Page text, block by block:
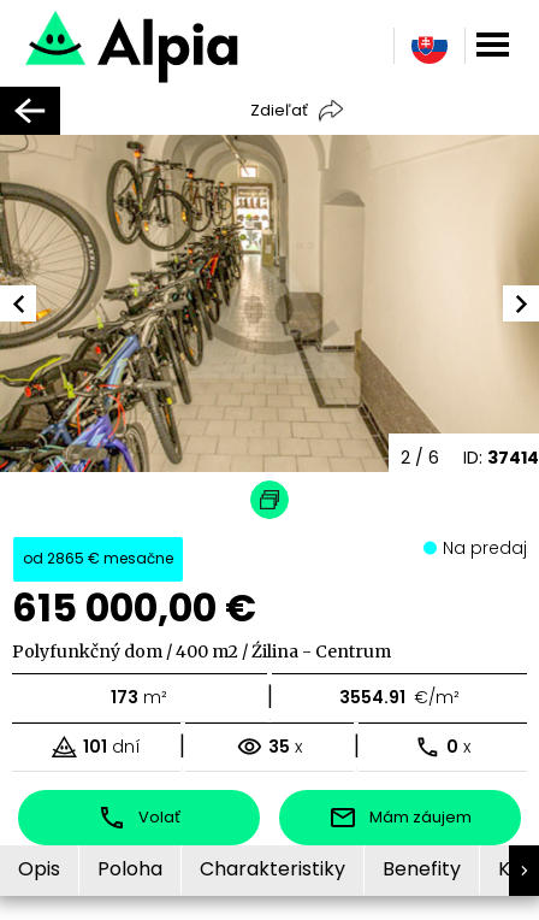
Zdieľať
ID: 37414
2 / 6
od 2865 € mesačne
615 000,00 €
Na predaj
Polyfunkčný dom / 400 m2 / Źilina - Centrum
173 m² | 3554.91 €/m²
101 dní | 35 x | 0 x
Volať Mám záujem
Opis Poloha Charakteristiky Benefity